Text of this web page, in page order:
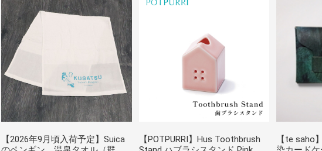
【2026年9月頃入荷予定】Suica
【POTPURRI】Hus Toothbrush
【te